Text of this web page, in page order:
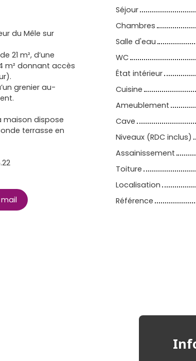
du Mêle sur
21 m², d’une
m² donnant accès
grenier au-
maison dispose
terrasse en
Séjour
Chambres
Salle d'eau
WC
État intérieur
Cuisine
Ameublement
Cave
Niveaux (RDC inclus)
Assainissement
Toiture
Localisation
Référence